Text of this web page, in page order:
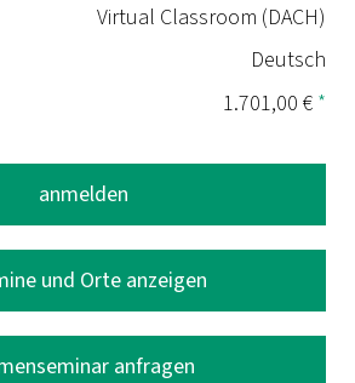
Virtual Classroom (DACH)
Deutsch
1.701,00 € *
anmelden
und Orte anzeigen
anfragen